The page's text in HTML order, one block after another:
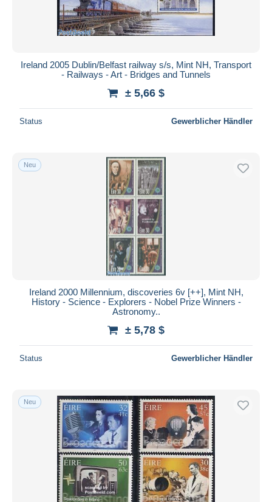
Ireland 2005 Dublin/Belfast railway s/s, Mint NH, Transport
- Railways - Art - Bridges and Tunnels
± 5,66 $
Status Gewerblicher Händler
Neu
Ireland 2000 Millennium, discoveries 6v [++], Mint NH,
History - Science - Explorers - Nobel Prize Winners -
Astronomy..
± 5,78 $
Status Gewerblicher Händler
Neu